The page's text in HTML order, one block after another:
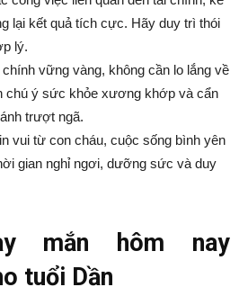
lại kết quả tích cực. Hãy duy trì thói
lý.
vững vàng, không cần lo lắng về
chú ý sức khỏe xương khớp và cẩn
trượt ngã.
vui từ con cháu, cuộc sống bình yên
gian nghỉ ngơi, dưỡng sức và duy
mắn hôm nay
tuổi Dần